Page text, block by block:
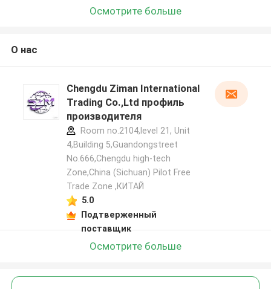
Осмотрите больше
О нас
Chengdu Ziman International
Trading Co.,Ltd профиль
производителя
Room no.2104,level 21, Unit
4,Building 5,Guandongstreet
No.666,Chengdu high-tech
Zone,China (Sichuan) Pilot Free
Trade Zone ,КИТАЙ
5.0
Подтверженный
поставщик
Осмотрите больше